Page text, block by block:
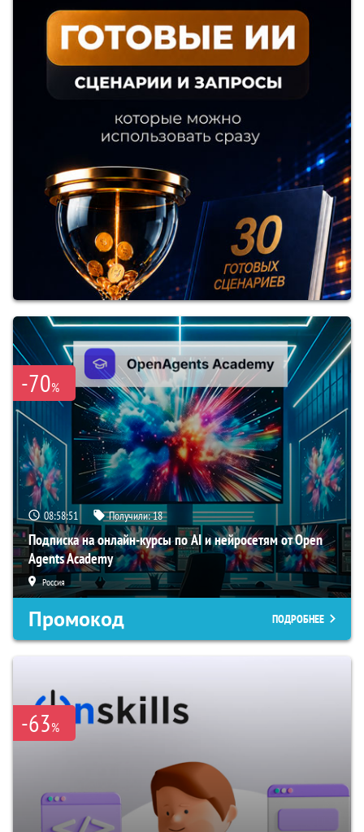
-70%
08:58:50 Получили:18
Подписка на онлайн-курсы по AI и нейросетям от Open
Agents Academy
Россия
Промокод ПОДРОБНЕЕ
-63%